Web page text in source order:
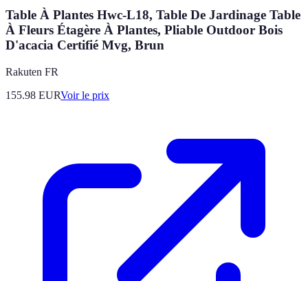
Table À Plantes Hwc-L18, Table De Jardinage Table
À Fleurs Étagère À Plantes, Pliable Outdoor Bois
D'acacia Certifié Mvg, Brun
Rakuten FR
155.98 EURVoir le prix